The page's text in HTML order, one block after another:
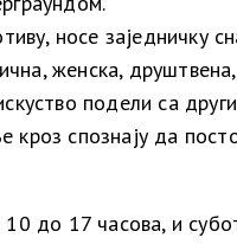
носе заједничку
женска,
подели са
спознају да
10 до 17 часова, и